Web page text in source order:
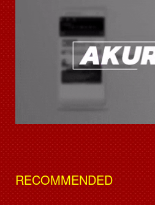
RECOMMENDED